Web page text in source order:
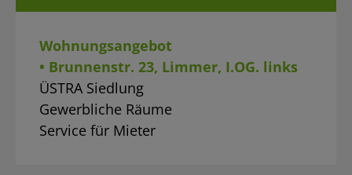
Wohnungsangebot
• Brunnenstr. 23, Limmer, I.OG. links
ÜSTRA Siedlung
Gewerbliche Räume
Service für Mieter